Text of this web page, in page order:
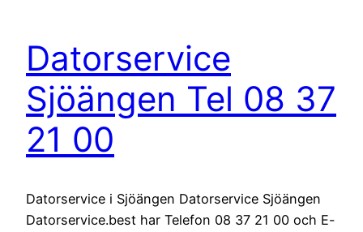
Datorservice
Sjöängen Tel 08 37
21 00
Datorservice i Sjöängen Datorservice Sjöängen
Datorservice.best har Telefon 08 37 21 00 och E-